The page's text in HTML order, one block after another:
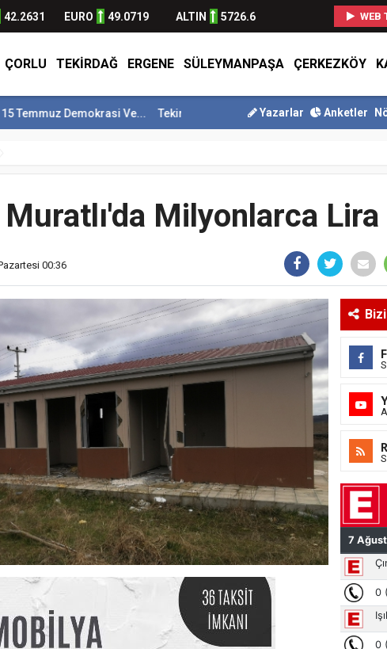
42.2631 EURO 49.0719 ALTIN 5726.6 WEB
ÇORLU TEKIRDAĞ ERGENE SÜLEYMANPAŞA ÇERKEZKÖY
Demokrasi Ve... Tekirdağ En Çok Göç Alan İller Arasında 9. Sı...
Yazarlar Anketler
Milyonlarca Lira
00:36